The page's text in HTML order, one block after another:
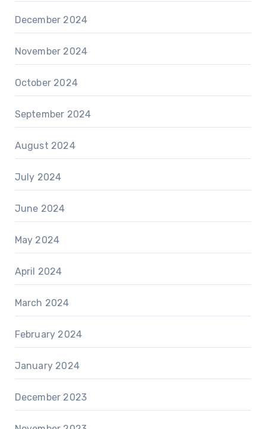
December 2024
November 2024
October 2024
September 2024
August 2024
July 2024
June 2024
May 2024
April 2024
March 2024
February 2024
January 2024
December 2023